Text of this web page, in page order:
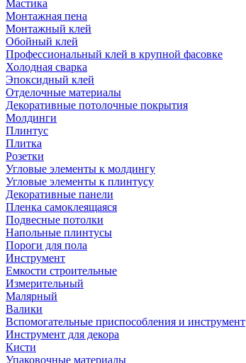
Мастика
Монтажная пена
Монтажный клей
Обойный клей
Профессиональный клей в крупной фасовке
Холодная сварка
Эпоксидный клей
Отделочные материалы
Декоративные потолочные покрытия
Молдинги
Плинтус
Плитка
Розетки
Угловые элементы к молдингу
Угловые элементы к плинтусу
Декоративные панели
Пленка самоклеящаяся
Подвесные потолки
Напольные плинтусы
Пороги для пола
Инструмент
Емкости строительные
Измерительный
Малярный
Валики
Вспомогательные приспособления и инструмент
Инструмент для декора
Кисти
Упаковочные материалы